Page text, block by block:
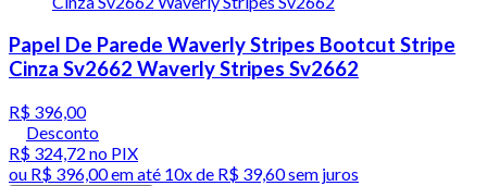
Papel De Parede Waverly Stripes Bootcut Stripe
Cinza Sv2662 Waverly Stripes Sv2662
R$ 396,00
Desconto
R$ 324,72 no PIX
ou R$ 396,00em até 10x de R$ 39,60 sem juros